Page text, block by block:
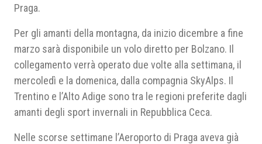
Praga.
Per gli amanti della montagna, da inizio dicembre a fine
marzo sarà disponibile un volo diretto per Bolzano. Il
collegamento verrà operato due volte alla settimana, il
mercoledì e la domenica, dalla compagnia SkyAlps. Il
Trentino e l’Alto Adige sono tra le regioni preferite dagli
amanti degli sport invernali in Repubblica Ceca.
Nelle scorse settimane l’Aeroporto di Praga aveva già